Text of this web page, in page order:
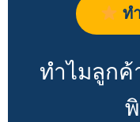
ท
ทำไมลูกค้